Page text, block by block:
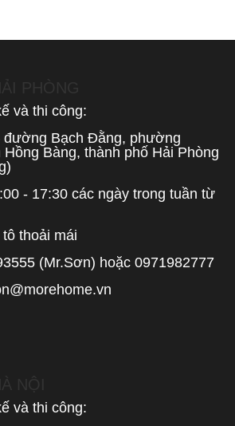
và thi công:
đường Bạch Đằng, phường
Bàng, thành phố Hải Phòng
- 17:30 các ngày trong tuần từ
thoải mái
(Mr.Sơn) hoặc 0971982777
và thi công: